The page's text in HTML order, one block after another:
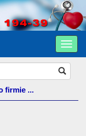
firmie ...